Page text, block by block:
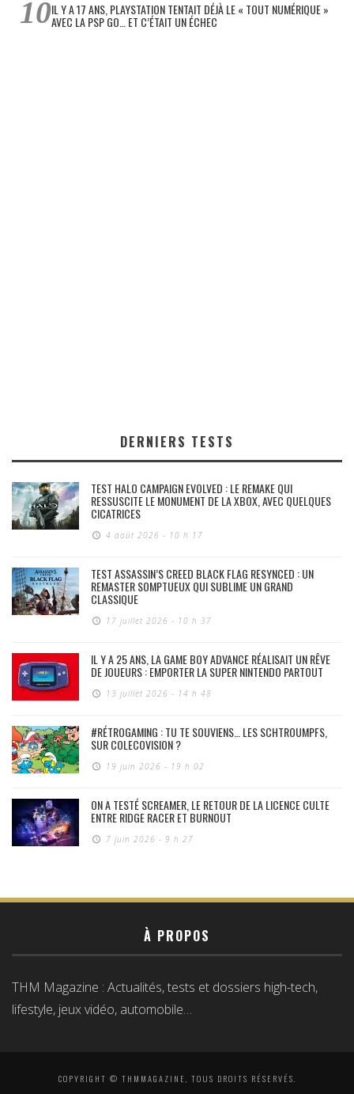
IL Y A 17 ANS, PLAYSTATION TENTAIT DÉJÀ LE « TOUT NUMÉRIQUE »
AVEC LA PSP GO… ET C’ÉTAIT UN ÉCHEC
DERNIERS TESTS
TEST HALO CAMPAIGN EVOLVED : LE REMAKE QUI
RESSUSCITE LE MONUMENT DE LA XBOX, AVEC QUELQUES
CICATRICES
4 août 2026 - 10 h 17
TEST ASSASSIN’S CREED BLACK FLAG RESYNCED : UN
REMASTER SOMPTUEUX QUI SUBLIME UN GRAND
CLASSIQUE
17 juillet 2026 - 10 h 37
IL Y A 25 ANS, LA GAME BOY ADVANCE RÉALISAIT UN RÊVE
DE JOUEURS : EMPORTER LA SUPER NINTENDO PARTOUT
13 juillet 2026 - 14 h 48
#RÉTROGAMING : TU TE SOUVIENS… LES SCHTROUMPFS,
SUR COLECOVISION ?
19 juin 2026 - 19 h 02
ON A TESTÉ SCREAMER, LE RETOUR DE LA LICENCE CULTE
ENTRE RIDGE RACER ET BURNOUT
7 juin 2026 - 9 h 27
À PROPOS
THM Magazine : Actualités, tests et dossiers high-tech,
lifestyle, jeux vidéo, automobile…
COPYRIGHT © THMMAGAZINE, TOUS DROITS RÉSERVÉS.